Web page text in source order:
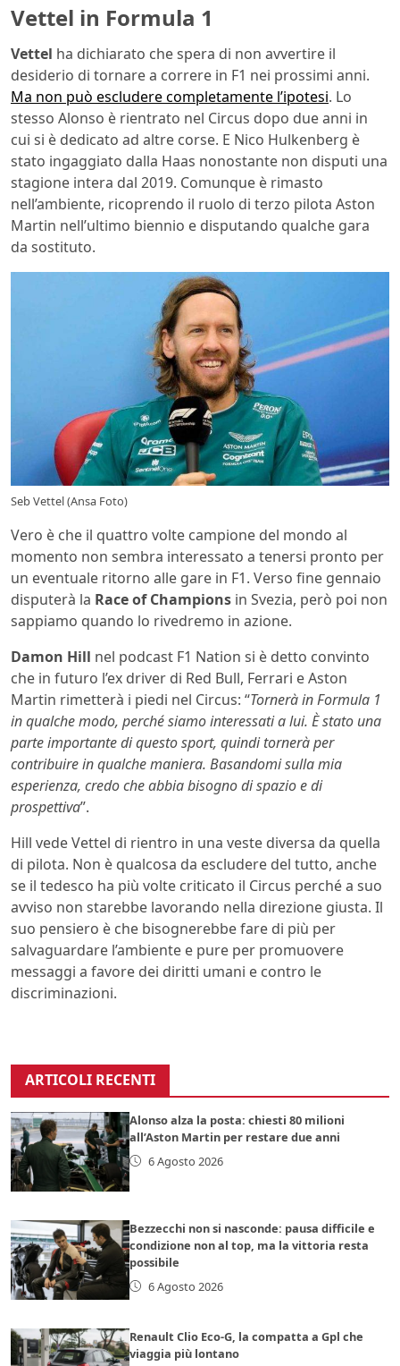
Vettel in Formula 1
Vettel ha dichiarato che spera di non avvertire il
desiderio di tornare a correre in F1 nei prossimi anni.
Ma non può escludere completamente l’ipotesi. Lo
stesso Alonso è rientrato nel Circus dopo due anni in
cui si è dedicato ad altre corse. E Nico Hulkenberg è
stato ingaggiato dalla Haas nonostante non disputi una
stagione intera dal 2019. Comunque è rimasto
nell’ambiente, ricoprendo il ruolo di terzo pilota Aston
Martin nell’ultimo biennio e disputando qualche gara
da sostituto.
Seb Vettel (Ansa Foto)
Vero è che il quattro volte campione del mondo al
momento non sembra interessato a tenersi pronto per
un eventuale ritorno alle gare in F1. Verso fine gennaio
disputerà la Race of Champions in Svezia, però poi non
sappiamo quando lo rivedremo in azione.
Damon Hill nel podcast F1 Nation si è detto convinto
che in futuro l’ex driver di Red Bull, Ferrari e Aston
Martin rimetterà i piedi nel Circus: “Tornerà in Formula 1
in qualche modo, perché siamo interessati a lui. È stato una
parte importante di questo sport, quindi tornerà per
contribuire in qualche maniera. Basandomi sulla mia
esperienza, credo che abbia bisogno di spazio e di
prospettiva”.
Hill vede Vettel di rientro in una veste diversa da quella
di pilota. Non è qualcosa da escludere del tutto, anche
se il tedesco ha più volte criticato il Circus perché a suo
avviso non starebbe lavorando nella direzione giusta. Il
suo pensiero è che bisognerebbe fare di più per
salvaguardare l’ambiente e pure per promuovere
messaggi a favore dei diritti umani e contro le
discriminazioni.
ARTICOLI RECENTI
Alonso alza la posta: chiesti 80 milioni
all’Aston Martin per restare due anni
6 Agosto 2026
Bezzecchi non si nasconde: pausa difficile e
condizione non al top, ma la vittoria resta
possibile
6 Agosto 2026
Renault Clio Eco-G, la compatta a Gpl che
viaggia più lontano